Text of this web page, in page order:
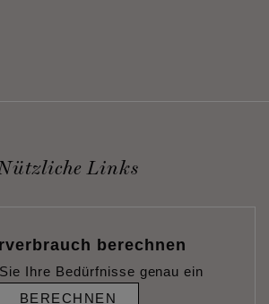
Links
berechnen
Ihre Bedürfnisse genau ein
BERECHNEN